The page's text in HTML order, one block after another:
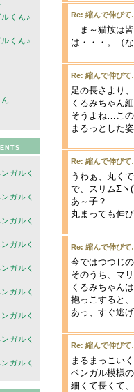
くん♪
くん♪
ガルく
ガルく
ガルく
ガルく
ガルく
ガルく
ガルく
ガルく
ガルく
Re: 縮んで伸び
ま～猫族は皆
は・・・。（
Re: 縮んで伸び
足の長さより
くるみちゃん
そうよね…こ
まるっとした
Re: 縮んで伸び
うわぁ、丸く
で、スリムΣヽ
あ～子？
丸まっても伸
Re: 縮んで伸び
今ではつつじ
そのうち、マ
くるみちゃん
抱っこすると
あっ、すぐ逃
Re: 縮んで伸び
まるまっこい
ベンガル模様
細くて長くて